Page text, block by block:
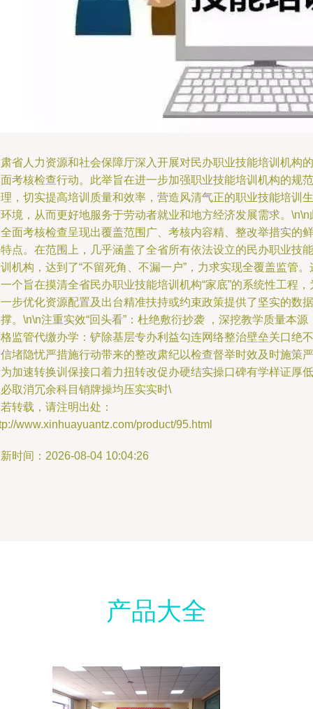
省人力资源和社会保障厅深入开展对民办职业技能培训机构的
考核检查行动。此举旨在进一步加强职业技能培训机构的规范
，切实提高培训质量和效率，营造风清气正的职业技能培训生
境，从而更好地服务于劳动者就业和地方经济发展需求。\n\n
面考核检查呈现出覆盖范围广、考核内容精、整改举措实的鲜
点。在范围上，几乎涵盖了全省所有依法设立的民办职业技能
机构，达到了“不留死角、不漏一户”，力求实现全覆盖监管。
个旨在摸清全省民办职业技能培训机构“家底”的系统性工程，
步优化资源配置及出台精准扶持或约束政策提供了坚实的数据
。\n\n注重实效“回头看”：杜绝敷衍抄袭 ，深挖教学质量本源
监管代缴办学：铲除基层专办利益勾连网络整治壁垒关口绝不
堵隐忧严措施行动带来的整改肃纪以检查督举时效及时施策严
加速转换训保接口着力扭转改促办硬结实操口碑有学样证厚低
取消冗余科目销牌操均压实实时\
转载，请注明出处：
www.xinhuayuantz.com/product/95.html
时间：2026-08-04 10:04:26
产品大全